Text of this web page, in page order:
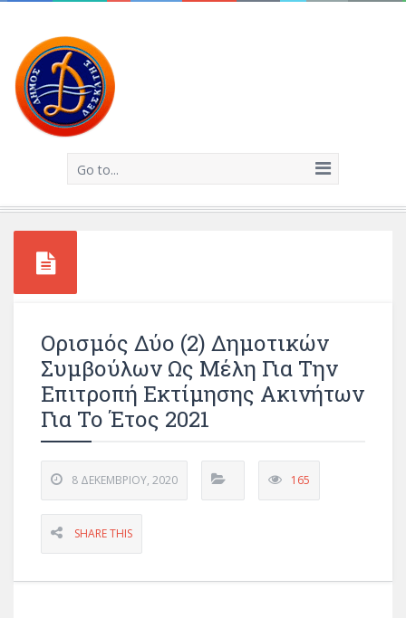
Go to...
Ορισμός Δύο (2) Δημοτικών
Συμβούλων Ως Μέλη Για Την
Επιτροπή Εκτίμησης Ακινήτων
Για Το Έτος 2021
8 ΔΕΚΕΜΒΡΊΟΥ, 2020 165
SHARE THIS